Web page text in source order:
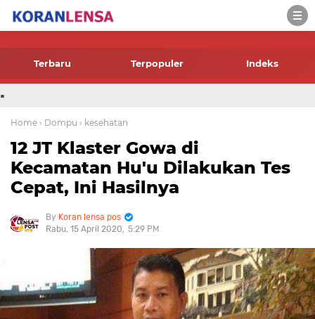
-->
Terbaru Terpopuler Indeks
.
Home › Dompu › kesehatan
12 JT Klaster Gowa di
Kecamatan Hu'u Dilakukan Tes
Cepat, Ini Hasilnya
Koran lensa pos
Rabu, 15 April 2020
5:29 PM